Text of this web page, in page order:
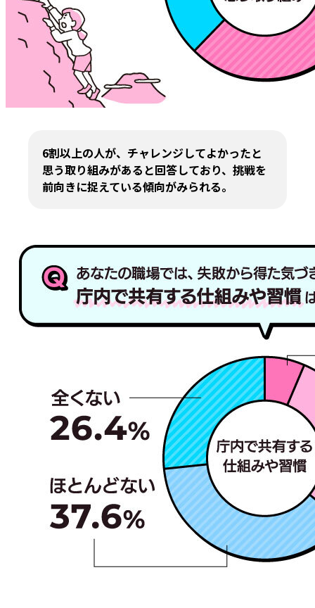
6割以上の人が、チャレンジしてよかったと
思う取り組みがあると回答しており、挑戦を
前向きに捉えている傾向がみられる。